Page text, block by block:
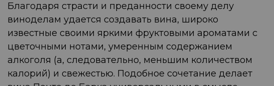
Благодаря страсти и преданности своему делу
виноделам удается создавать вина, широко
известные своими яркими фруктовыми ароматами с
цветочными нотами, умеренным содержанием
алкоголя (а, следовательно, меньшим количеством
калорий) и свежестью. Подобное сочетание делает